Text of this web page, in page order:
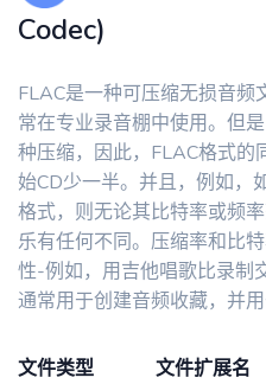
Codec)
FLAC是一种可压缩无损音
常在专业录音棚中使用。但
种压缩，因此，FLAC格式的
始CD少一半。并且，例如，
格式，则无论其比特率或频
乐有任何不同。压缩率和比
性-例如，用吉他唱歌比录制
通常用于创建音频收藏，并用
文件类型
文件扩展名